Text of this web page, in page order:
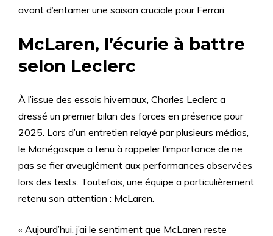
avant d’entamer une saison cruciale pour Ferrari.
McLaren, l’écurie à battre
selon Leclerc
À l’issue des essais hivernaux, Charles Leclerc a
dressé un premier bilan des forces en présence pour
2025. Lors d’un entretien relayé par plusieurs médias,
le Monégasque a tenu à rappeler l’importance de ne
pas se fier aveuglément aux performances observées
lors des tests. Toutefois, une équipe a particulièrement
retenu son attention : McLaren.
« Aujourd’hui, j’ai le sentiment que McLaren reste